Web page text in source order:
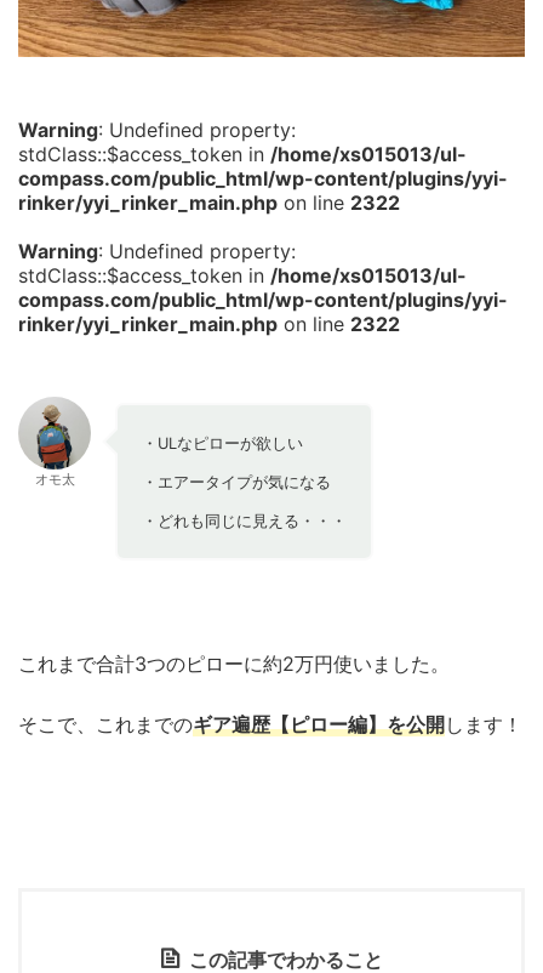
Warning: Undefined property:
stdClass::$access_token in /home/xs015013/ul-
compass.com/public_html/wp-content/plugins/yyi-
rinker/yyi_rinker_main.php on line 2322
Warning: Undefined property:
stdClass::$access_token in /home/xs015013/ul-
compass.com/public_html/wp-content/plugins/yyi-
rinker/yyi_rinker_main.php on line 2322
オモ太
・ULなピローが欲しい
・エアータイプが気になる
・どれも同じに見える・・・
これまで合計3つのピローに約2万円使いました。
そこで、これまでのギア遍歴【ピロー編】を公開します！
この記事でわかること